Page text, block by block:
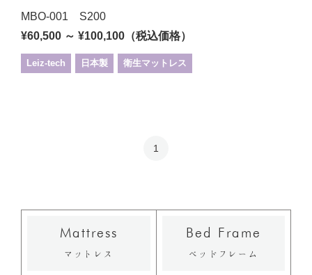
MBO-001 S200
¥60,500 ～ ¥100,100（税込価格）
Leiz-tech 日本製 衛生マットレス
1
Mattress
マットレス
Bed Frame
ベッドフレーム